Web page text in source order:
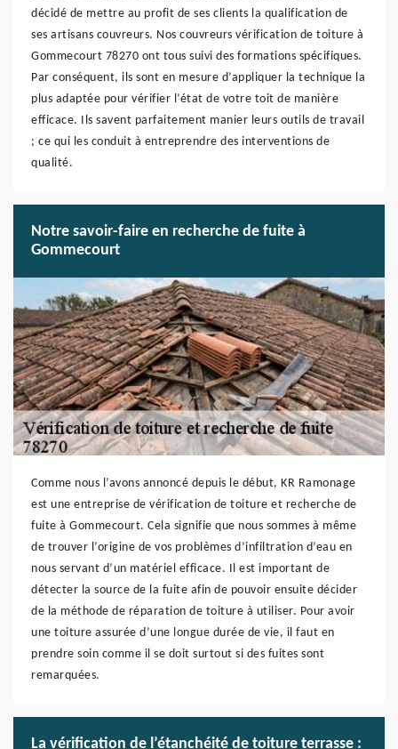
décidé de mettre au profit de ses clients la qualification de
ses artisans couvreurs. Nos couvreurs vérification de toiture à
Gommecourt 78270 ont tous suivi des formations spécifiques.
Par conséquent, ils sont en mesure d’appliquer la technique la
plus adaptée pour vérifier l’état de votre toit de manière
efficace. Ils savent parfaitement manier leurs outils de travail
; ce qui les conduit à entreprendre des interventions de
qualité.
Notre savoir-faire en recherche de fuite à
Gommecourt
Comme nous l’avons annoncé depuis le début, KR Ramonage
est une entreprise de vérification de toiture et recherche de
fuite à Gommecourt. Cela signifie que nous sommes à même
de trouver l’origine de vos problèmes d’infiltration d’eau en
nous servant d’un matériel efficace. Il est important de
détecter la source de la fuite afin de pouvoir ensuite décider
de la méthode de réparation de toiture à utiliser. Pour avoir
une toiture assurée d’une longue durée de vie, il faut en
prendre soin comme il se doit surtout si des fuites sont
remarquées.
La vérification de l’étanchéité de toiture terrasse :